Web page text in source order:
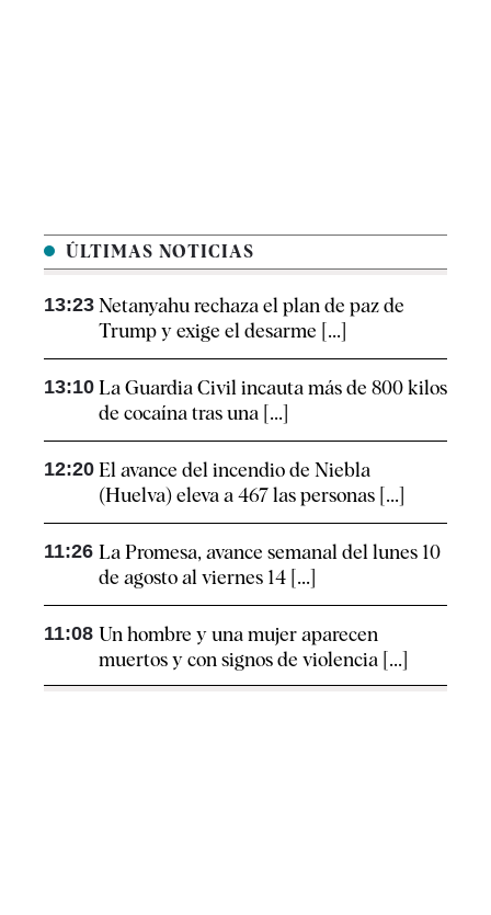
ÚLTIMAS NOTICIAS
13:23 Netanyahu rechaza el plan de paz de
Trump y exige el desarme [...]
13:10 La Guardia Civil incauta más de 800 kilos
de cocaína tras una [...]
12:20 El avance del incendio de Niebla
(Huelva) eleva a 467 las personas [...]
11:26 La Promesa, avance semanal del lunes 10
de agosto al viernes 14 [...]
11:08 Un hombre y una mujer aparecen
muertos y con signos de violencia [...]